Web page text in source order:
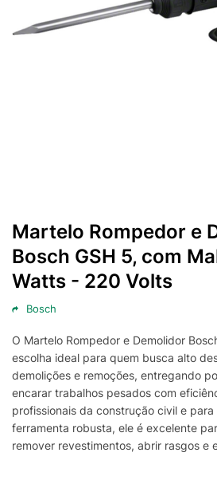
Martelo Rompedor e
Bosch GSH 5, com
Watts - 220 Volts
Bosch
O Martelo Rompedor e Demolidor
escolha ideal para quem busca alto
demolições e remoções, entregando
encarar trabalhos pesados com
profissionais da construção civil e
ferramenta robusta, ele é excelente
remover revestimentos, abrir rasgos e